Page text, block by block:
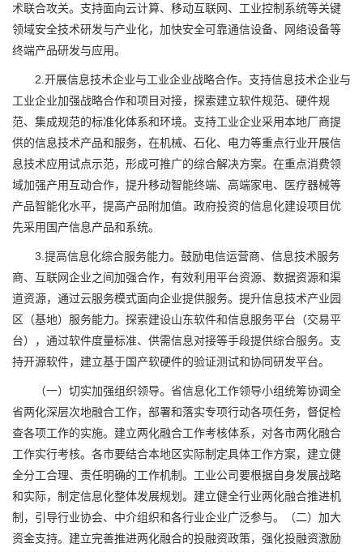
术联合攻关。支持面向云计算、移动互联网、工业控制系统等关键
领域安全技术研发与产业化，加快安全可靠通信设备、网络设备等
终端产品研发与应用。
2.开展信息技术企业与工业企业战略合作。支持信息技术企业与
工业企业加强战略合作和项目对接，探索建立软件规范、硬件规
范、集成规范的标准化体系和环境。支持工业企业采用本地厂商提
供的信息技术产品和服务，在机械、石化、电力等重点行业开展信
息技术应用试点示范，形成可推广的综合解决方案。在重点消费领
域加强产用互动合作，提升移动智能终端、高端家电、医疗器械等
产品智能化水平，提高产品附加值。政府投资的信息化建设项目优
先采用国产信息产品和系统。
3.提高信息化综合服务能力。鼓励电信运营商、信息技术服务
商、互联网企业之间加强合作，有效利用平台资源、数据资源和渠
道资源，通过云服务模式面向企业提供服务。提升信息技术产业园
区（基地）服务能力。探索建设山东软件和信息服务平台（交易平
台），通过软件度量标准、供需信息对接等手段提供综合服务。支
持开源软件，建立基于国产软硬件的验证测试和协同研发平台。
（一）切实加强组织领导。省信息化工作领导小组统筹协调全
省两化深层次地融合工作，部署和落实专项行动各项任务，督促检
查各项工作的实施。建立两化融合工作考核体系，对各市两化融合
工作实行考核。各市要结合本地区实际制定具体工作方案，建立健
全分工合理、责任明确的工作机制。工业公司要根据自身发展战略
和实际，制定信息化整体发展规划。建立健全行业两化融合推进机
制，引导行业协会、中介组织和各行业企业广泛参与。（二）加大
资金支持。建立完善推进两化融合的投融资政策，强化投融资激励